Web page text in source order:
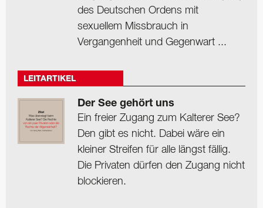
des Deutschen Ordens mit
sexuellem Missbrauch in
Vergangenheit und Gegenwart ...
LEITARTIKEL
Der See gehört uns
Ein freier Zugang zum Kalterer See?
Den gibt es nicht. Dabei wäre ein
kleiner Streifen für alle längst fällig.
Die Privaten dürfen den Zugang nicht
blockieren.